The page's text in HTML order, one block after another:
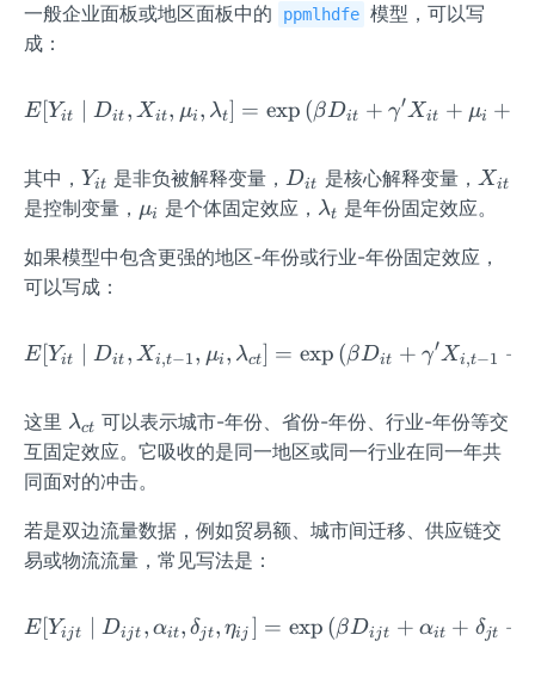
一般企业面板或地区面板中的 ppmlhdfe 模型，可以写
成：
E[Y_{it}\mid
E[Yit ∣ Dit , Xit, μi , λt] = exp (βDit + γ′Xit + μi +
其中， Y
_
t}
Yit 是非负被解释变量， D
_
t}
Dit 是核心解释变量， X
t}
Xit
是控制变量， \m
{i}
μi 是个体固定效应， \la
da
λt 是年份固定效应。
如果模型中包含更强的地区-年份或行业-年份固定效应，
可以写成：
E[Y_{it}\mid
E[Yit ∣ Dit , Xi,t−1, μi , λct] = exp (βDit + γ′Xi,t−1 +
这里 \l
a
m
d
a
t}
λct 可以表示城市-年份、省份-年份、行业-年份等交
互固定效应。它吸收的是同一地区或同一行业在同一年共
同面对的冲击。
若是双边流量数据，例如贸易额、城市间迁移、供应链交
易或物流流量，常见写法是：
E[Y_{ijt}\mid
E[Yijt ∣ Dijt , αit, δjt, ηij ] = exp (βDijt + αit + δjt +